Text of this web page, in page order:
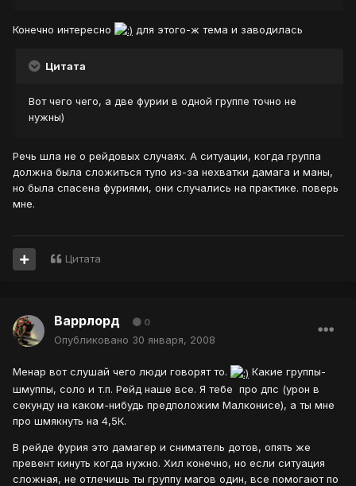
Конечно интересно для этого-ж тема и заводилась
Цитата
Вот чего чего, а две фурии в одной группе точно не
нужны)
Речь шла не о рейдовых случаях. А ситуации, когда группа
должна была сложиться тупо из-за нехватки дамага и маны,
но была спасена фуриями, они случались на практике. поверь
мне.
Цитата
Варрлорд 0
Опубликовано 30 января, 2008
Менар вот слушай чего люди говорят то.
Какие группы-
шмуппы, соло и т.п. Рейд наше все. Я тебе про дпс (урон в
секунду на каком-нибудь предположим Малконисе), а ты мне
про шмякнуть на 4,5К.
В рейде фурия это дамагер и сниматель дотов, опять же
превент кинуть когда нужно. Хил конечно, но если ситуация
сложная, не отлечишь ты группу магов один, все помогают по